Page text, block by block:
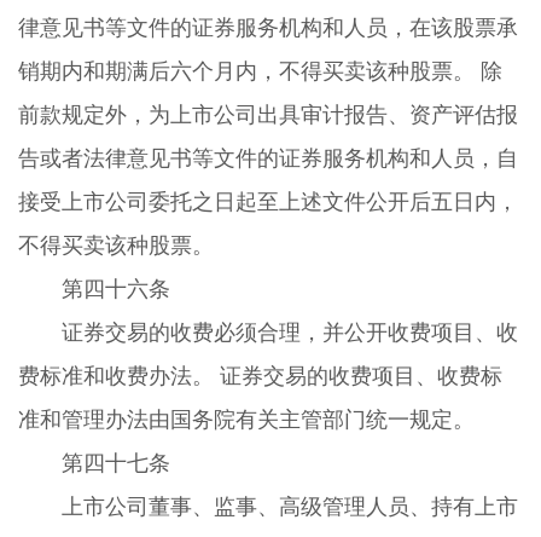
律意见书等文件的证券服务机构和人员，在该股票承
销期内和期满后六个月内，不得买卖该种股票。 除
前款规定外，为上市公司出具审计报告、资产评估报
告或者法律意见书等文件的证券服务机构和人员，自
接受上市公司委托之日起至上述文件公开后五日内，
不得买卖该种股票。
第四十六条
证券交易的收费必须合理，并公开收费项目、收
费标准和收费办法。 证券交易的收费项目、收费标
准和管理办法由国务院有关主管部门统一规定。
第四十七条
上市公司董事、监事、高级管理人员、持有上市